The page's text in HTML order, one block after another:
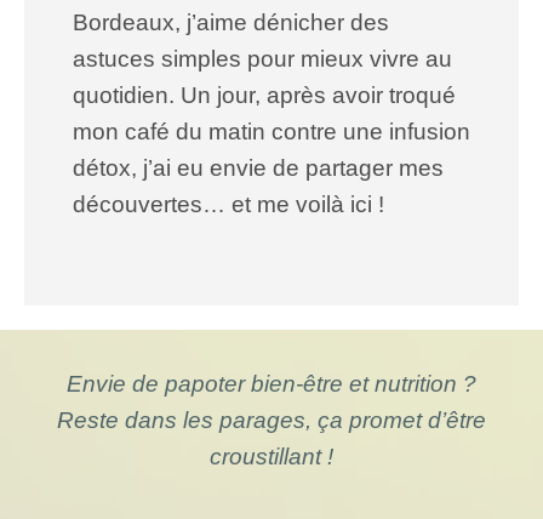
Bordeaux, j’aime dénicher des
astuces simples pour mieux vivre au
quotidien. Un jour, après avoir troqué
mon café du matin contre une infusion
détox, j’ai eu envie de partager mes
découvertes… et me voilà ici !
Envie de papoter bien-être et nutrition ?
Reste dans les parages, ça promet d’être
croustillant !